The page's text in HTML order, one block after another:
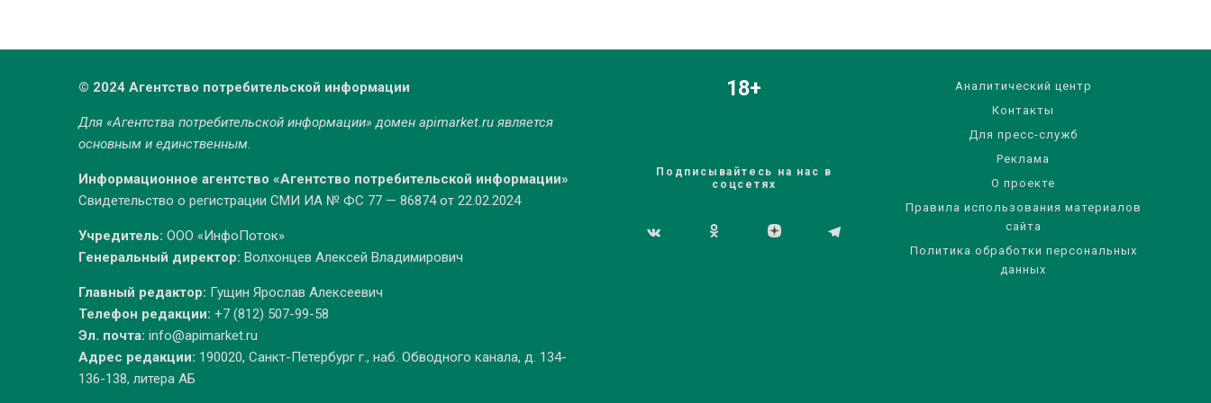
© 2024 Агентство потребительской информации
Для «Агентства потребительской информации» домен apimarket.ruявляется
основным и единственным.
Информационное агентство «Агентство потребительской информации»
Свидетельство о регистрации СМИ ИА № ФС 77 — 86874 от 22.02.2024
Учредитель: ООО «ИнфоПоток»
Генеральный директор: Волхонцев Алексей Владимирович
Главный редактор: Гущин Ярослав Алексеевич
Телефон редакции: +7 (812) 507-99-58
Эл. почта: info@apimarket.ru
Адрес редакции: 190020, Санкт-Петербург г., наб. Обводного канала, д. 134-
136-138, литера АБ
18+
Подписывайтесь на нас в
соцсетях
Аналитический центр
Контакты
Для пресс-служб
Реклама
О проекте
Правила использования материалов
сайта
Политика обработки персональных
данных